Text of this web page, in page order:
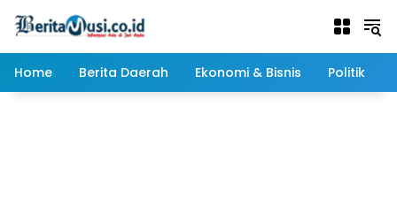
Home
Berita Daerah Ekonomi & Bisnis Politik